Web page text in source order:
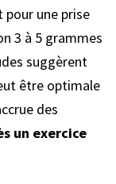
une prise
3 à 5 grammes
suggèrent
être optimale
des
un exercice